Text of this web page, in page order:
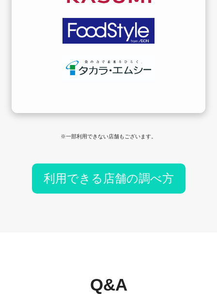
※一部利用できない店舗もございます。
利用できる店舗の調べ方
Q&A